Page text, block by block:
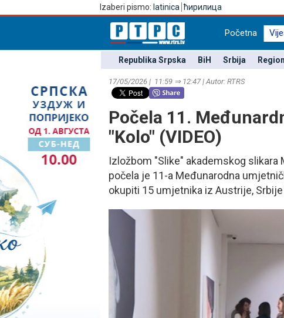
Izaberi pismo: latinica ћирилица
Početna
Republika Srpska BiH Srbija Region
17/05/2026 | 11:59 ⇒ 12:47 | Autor: RTRS
Počela 11.
"Kolo" (VIDEO)
Izložbom "Slike" akademskog slikara
počela je 11-a Međunarodna
okupiti 15 umjetnika iz Austrije,